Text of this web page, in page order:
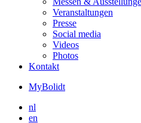
Veranstaltungen
Presse
Social media
Videos
Photos
Kontakt
MyBolidt
nl
en